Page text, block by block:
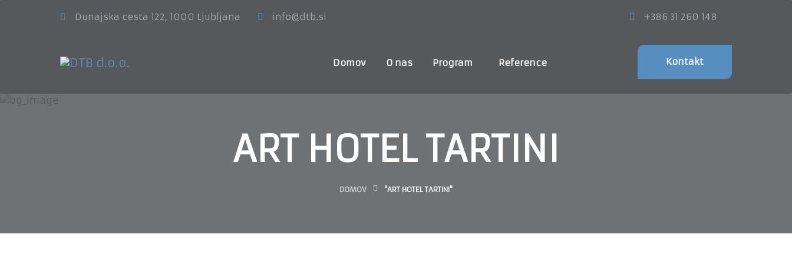
Dunajska cesta 122, 1000 Ljubljana info@dtb.si +386 31 260 148
Domov O nas Program Reference Kontakt
ART HOTEL TARTINI
DOMOV "ART HOTEL TARTINI"